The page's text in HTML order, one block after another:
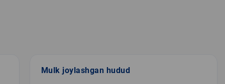
Mulk joylashgan hudud